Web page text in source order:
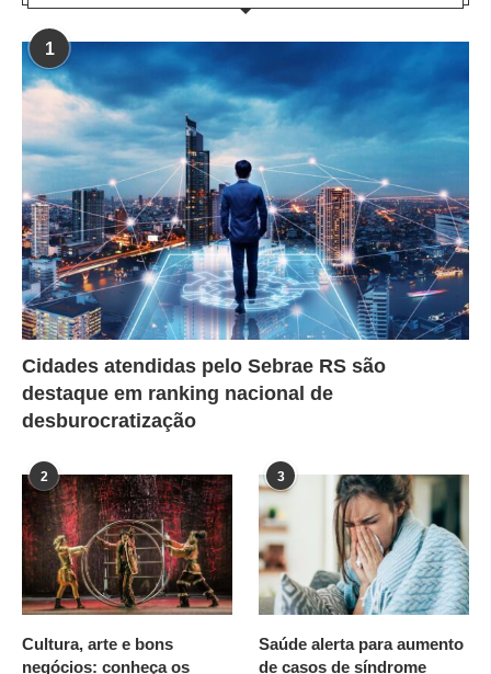
1
Cidades atendidas pelo Sebrae RS são
destaque em ranking nacional de
desburocratização
2
Cultura, arte e bons
negócios: conheça os
3
Saúde alerta para aumento
de casos de síndrome